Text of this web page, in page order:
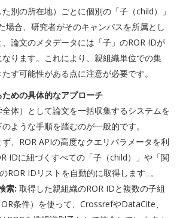
別の所在地）ごとに個別の「子（child）」
場合、研究者がそのキャンパスを所属とし
論文のメタデータには「子」のROR IDが
ります。これにより、親組織単位での集
す可能性がある点に注意が必要です。
めの具体的なアプローチ
体）として論文を一括収集するシステムを
ような手順を踏むのが一般的です。
ず、ROR APIの高度なクエリパラメータを利
IDに紐づくすべての「子（child）」や「関
ROR IDリストを自動的に取得します 。
索: 取得した親組織のROR IDと複数の子組
条件）を使って、CrossrefやDataCite、